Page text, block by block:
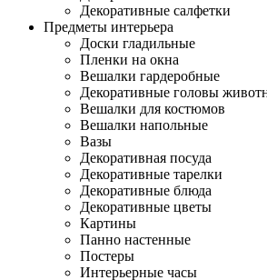
Декоративные салфетки
Предметы интерьера
Доски гладильные
Пленки на окна
Вешалки гардеробные
Декоративные головы
Вешалки для костюмов
Вешалки напольные
Вазы
Декоративная посуда
Декоративные тарелки
Декоративные блюда
Декоративные цветы
Картины
Панно настенные
Постеры
Интерьерные часы